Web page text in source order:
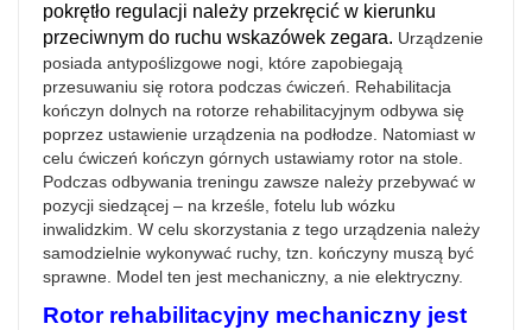
pokrętło regulacji należy przekręcić w kierunku
przeciwnym do ruchu wskazówek zegara. Urządzenie
posiada antypoślizgowe nogi, które zapobiegają
przesuwaniu się rotora podczas ćwiczeń. Rehabilitacja
kończyn dolnych na rotorze rehabilitacyjnym odbywa się
poprzez ustawienie urządzenia na podłodze. Natomiast w
celu ćwiczeń kończyn górnych ustawiamy rotor na stole.
Podczas odbywania treningu zawsze należy przebywać w
pozycji siedzącej – na krześle, fotelu lub wózku
inwalidzkim. W celu skorzystania z tego urządzenia należy
samodzielnie wykonywać ruchy, tzn. kończyny muszą być
sprawne. Model ten jest mechaniczny, a nie elektryczny.
Rotor rehabilitacyjny mechaniczny jest